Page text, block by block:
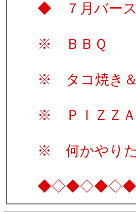
◆ ７月
※ ＢＢ
※ タコ焼き＆
※ ＰＩＺＺＡ
※ 何かやりた